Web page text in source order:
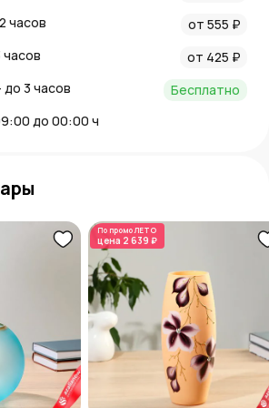
часов
от 555 ₽
от 425 ₽
3 часов
Бесплатно
до 00:00 ч
По промоЛЕТО
цена 2 639 ₽